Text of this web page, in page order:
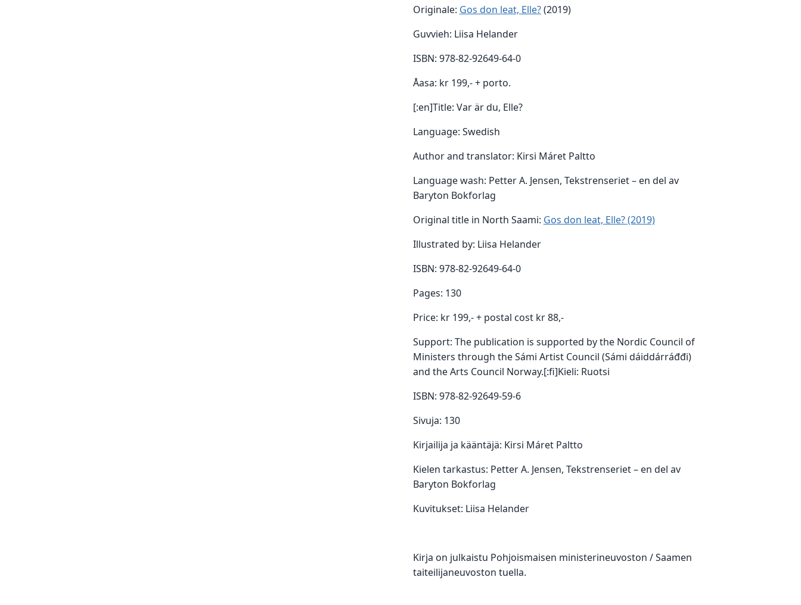
Originale: Gos don leat, Elle?(2019)
Guvvieh: Liisa Helander
ISBN: 978-82-92649-64-0
Åasa: kr 199,- + porto.
[:en]Title: Var är du, Elle?
Language: Swedish
Author and translator: Kirsi Máret Paltto
Language wash: Petter A. Jensen, Tekstrenseriet – en del av
Baryton Bokforlag
Original title in North Saami: Gos don leat, Elle? (2019)
Illustrated by: Liisa Helander
ISBN: 978-82-92649-64-0
Pages: 130
Price: kr 199,- + postal cost kr 88,-
Support: The publication is supported by the Nordic Council of
Ministers through the Sámi Artist Council (Sámi dáiddárráđđi)
and the Arts Council Norway.[:fi]Kieli: Ruotsi
ISBN: 978-82-92649-59-6
Sivuja: 130
Kirjailija ja kääntäjä: Kirsi Máret Paltto
Kielen tarkastus: Petter A. Jensen, Tekstrenseriet – en del av
Baryton Bokforlag
Kuvitukset: Liisa Helander
Kirja on julkaistu Pohjoismaisen ministerineuvoston / Saamen
taiteilijaneuvoston tuella.